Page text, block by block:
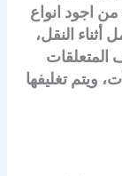
اجود انواع
النقل،
المتعلقات
ويتم تغليفها